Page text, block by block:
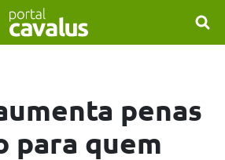
penas
para quem